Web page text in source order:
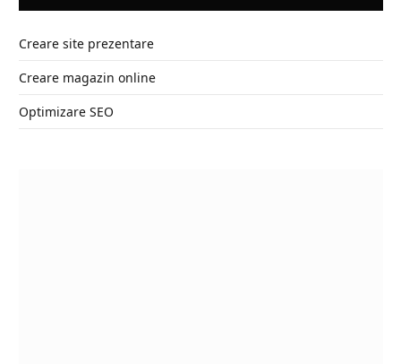
Creare site prezentare
Creare magazin online
Optimizare SEO